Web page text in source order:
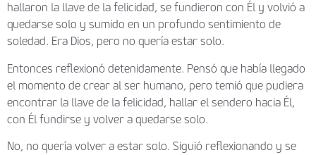
hallaron la llave de la felicidad, se fundieron con Él y volvió a
quedarse solo y sumido en un profundo sentimiento de
soledad. Era Dios, pero no quería estar solo.
Entonces reflexionó detenidamente. Pensó que había llegado
el momento de crear al ser humano, pero temió que pudiera
encontrar la llave de la felicidad, hallar el sendero hacia Él,
con Él fundirse y volver a quedarse solo.
No, no quería volver a estar solo. Siguió reflexionando y se